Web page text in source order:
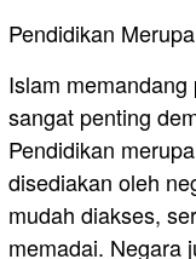
Pendidikan
Islam
sangat penting
Pendidikan
disediakan oleh
mudah diakses,
memadai. Negara